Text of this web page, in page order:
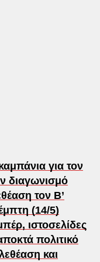
για τον
διαγωνισμό
τον Β’
(14/5)
ιστοσελίδες
πολιτικό
και